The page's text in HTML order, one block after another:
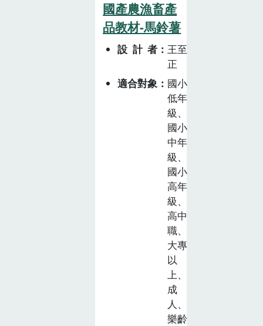
國產農漁畜產
品教材-馬鈴薯
設計者
王至
正
適合對象
國小
低年
級、
國小
中年
級、
國小
高年
級、
高中
職、
大專
以
上、
成
人、
樂齡